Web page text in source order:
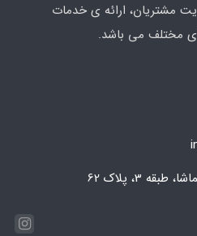
مشتریان، ارائه ی خدمات
مختلف می باشد.
3، پلاک 62